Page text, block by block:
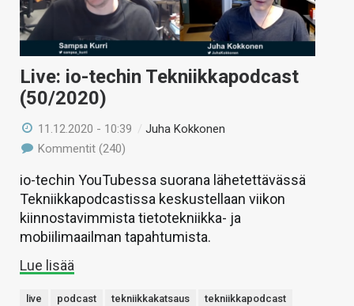
Live: io-techin Tekniikkapodcast
(50/2020)
11.12.2020 - 10:39 /Juha Kokkonen
Kommentit (240)
io-techin YouTubessa suorana lähetettävässä
Tekniikkapodcastissa keskustellaan viikon
kiinnostavimmista tietotekniikka- ja
mobiilimaailman tapahtumista.
Lue lisää
live podcast tekniikkakatsaus
tekniikkapodcast